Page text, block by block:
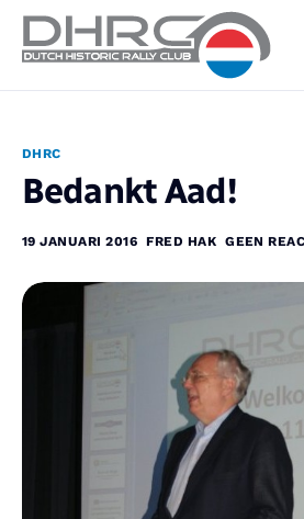
Vraag & Aanbod
DHRC
Bedankt Aad!
19 JANUARI 2016 FRED HAK GEEN